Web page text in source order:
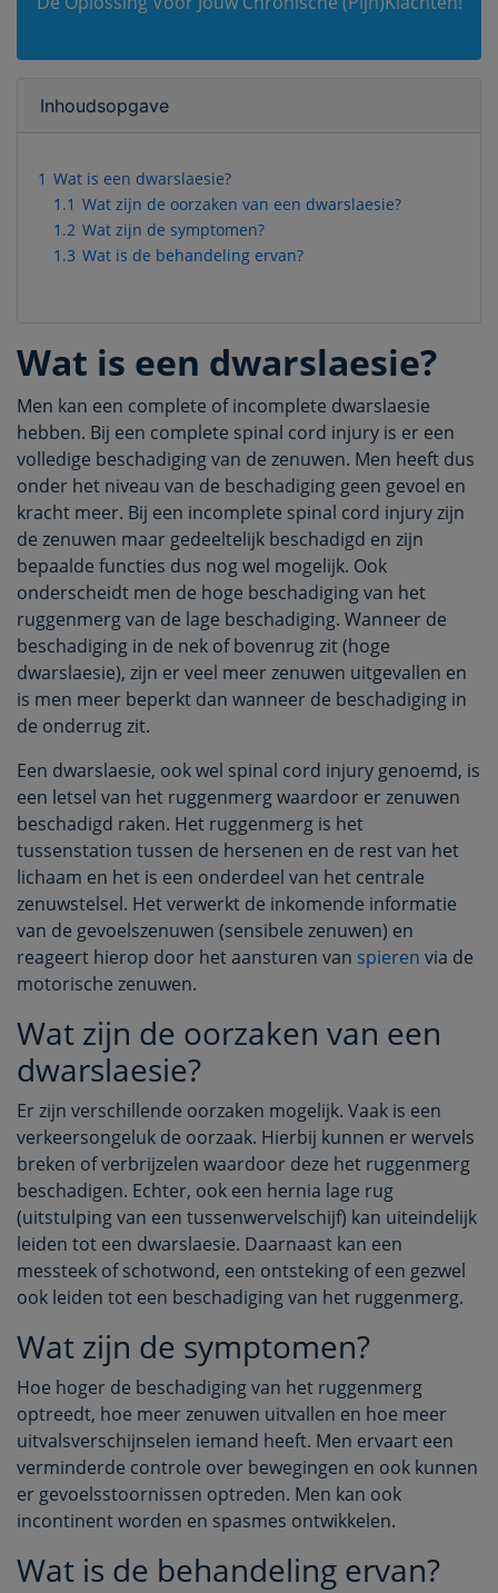
Wat is een dwarslaesie?
Men kan een complete of incomplete dwarslaesie
hebben. Bij een complete spinal cord injury is er een
volledige beschadiging van de zenuwen. Men heeft dus
onder het niveau van de beschadiging geen gevoel en
kracht meer. Bij een incomplete spinal cord injury zijn
de zenuwen maar gedeeltelijk beschadigd en zijn
bepaalde functies dus nog wel mogelijk. Ook
onderscheidt men de hoge beschadiging van het
ruggenmerg van de lage beschadiging. Wanneer de
beschadiging in de nek of bovenrug zit (hoge
dwarslaesie), zijn er veel meer zenuwen uitgevallen en
is men meer beperkt dan wanneer de beschadiging in
de onderrug zit.
Een dwarslaesie, ook wel spinal cord injury genoemd, is
een letsel van het ruggenmerg waardoor er zenuwen
beschadigd raken. Het ruggenmerg is het
tussenstation tussen de hersenen en de rest van het
lichaam en het is een onderdeel van het centrale
zenuwstelsel. Het verwerkt de inkomende informatie
van de gevoelszenuwen (sensibele zenuwen) en
reageert hierop door het aansturen van spieren via de
motorische zenuwen.
Wat zijn de oorzaken van een
dwarslaesie?
Er zijn verschillende oorzaken mogelijk. Vaak is een
verkeersongeluk de oorzaak. Hierbij kunnen er wervels
breken of verbrijzelen waardoor deze het ruggenmerg
beschadigen. Echter, ook een hernia lage rug
(uitstulping van een tussenwervelschijf) kan uiteindelijk
leiden tot een dwarslaesie. Daarnaast kan een
messteek of schotwond, een ontsteking of een gezwel
ook leiden tot een beschadiging van het ruggenmerg.
Wat zijn de symptomen?
Hoe hoger de beschadiging van het ruggenmerg
optreedt, hoe meer zenuwen uitvallen en hoe meer
uitvalsverschijnselen iemand heeft. Men ervaart een
verminderde controle over bewegingen en ook kunnen
er gevoelsstoornissen optreden. Men kan ook
incontinent worden en spasmes ontwikkelen.
Wat is de behandeling ervan?
Inhoudsopgave
1 Wat is een dwarslaesie?
1.1 Wat zijn de oorzaken van een dwarslaesie?
1.2 Wat zijn de symptomen?
1.3 Wat is de behandeling ervan?